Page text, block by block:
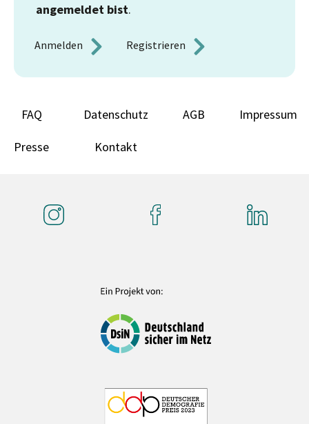
angemeldet bist.
Anmelden Registrieren
FAQ Datenschutz AGB Impressum
Presse Kontakt